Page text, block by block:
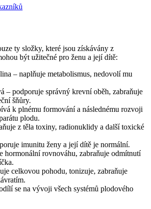
ty složky, které jsou získávány z
být užitečné pro ženu a její dítě:
– naplňuje metabolismus, nedovolí mu
– podporuje správný krevní oběh, zabraňuje
šňůry.
k plnému formování a následnému rozvoji
plodu.
z těla toxiny, radionuklidy a další toxické
imunitu ženy a její dítě je normální.
hormonální rovnováhu, zabraňuje odmítnutí
celkovou pohodu, tonizuje, zabraňuje
se na vývoji všech systémů plodového